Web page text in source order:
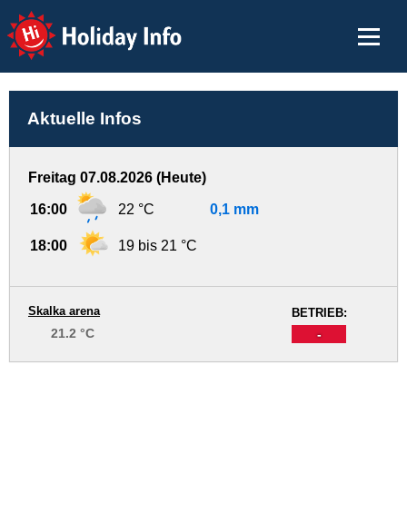
Holiday Info
Aktuelle Infos
Freitag 07.08.2026 (Heute)
16:00 22 °C 0,1 mm
18:00 19 bis 21 °C
BETRIEB:
-
Skalka arena
21.2 °C